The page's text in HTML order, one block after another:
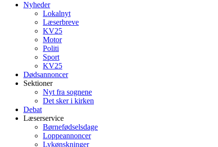
Nyheder
Lokalnyt
Læserbreve
KV25
Motor
Politi
Sport
KV25
Dødsannoncer
Sektioner
Nyt fra sognene
Det sker i kirken
Debat
Læserservice
Børnefødselsdage
Loppeannoncer
Lykønskninger